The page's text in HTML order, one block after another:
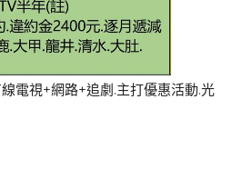
電視+網路+追劇.主打優惠活動.光